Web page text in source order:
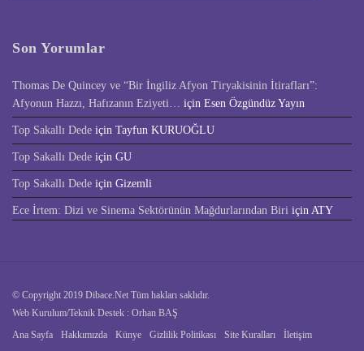
Son Yorumlar
Thomas De Quincey ve “Bir İngiliz Afyon Tiryakisinin İtirafları”:
Afyonun Hazzı, Hafızanın Eziyeti… için Esen Özgündüz Yayın
Top Sakallı Dede için Tayfun KURUOĞLU
Top Sakallı Dede için GU
Top Sakallı Dede için Gizemli
Ece İrtem: Dizi ve Sinema Sektörünün Mağdurlarından Biri için ATY
© Copyright 2019 Dibace.Net Tüm hakları saklıdır.
Web Kurulum/Teknik Destek : Orhan BAŞ
Ana Sayfa
Hakkımızda Künye Gizlilik Politikası Site Kuralları İletişim